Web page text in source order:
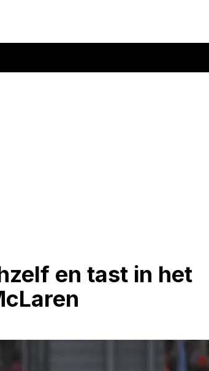
en tast in het